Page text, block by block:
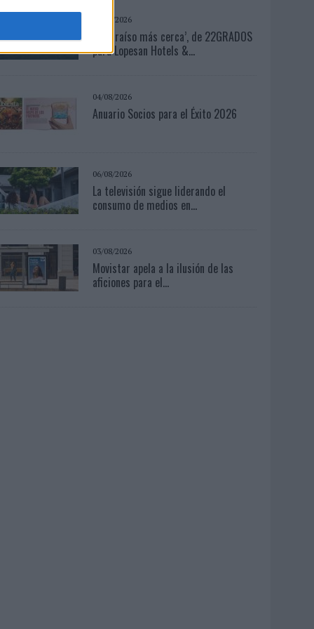
04/08/2026
‘El Paraíso más cerca’, de 22GRADOS
para Lopesan Hotels &...
04/08/2026
Anuario Socios para el Éxito 2026
06/08/2026
La televisión sigue liderando el
consumo de medios en...
03/08/2026
Movistar apela a la ilusión de las
aficiones para el...